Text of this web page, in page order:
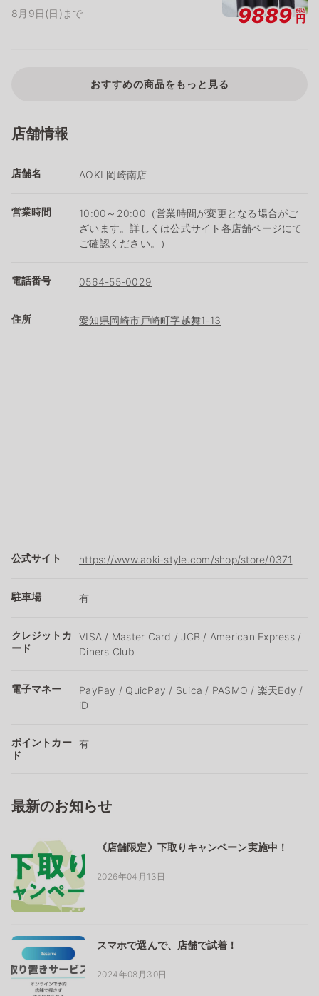
8月9日(日)まで
9889 税込
円
おすすめの商品をもっと見る
店舗情報
店舗名 AOKI 岡崎南店
営業時間
10:00～20:00（営業時間が変更となる場合がご
ざいます。詳しくは公式サイト各店舗ページにて
ご確認ください。）
電話番号 0564-55-0029
住所 愛知県岡崎市戸崎町字越舞1-13
公式サイト https://www.aoki-style.com/shop/store/0371
駐車場 有
クレジットカ
ード
VISA / Master Card / JCB / American Express /
Diners Club
電子マネー
PayPay / QuicPay / Suica / PASMO / 楽天Edy /
iD
ポイントカー
ド
有
最新のお知らせ
《店舗限定》下取りキャンペーン実施中！
2026年04月13日
スマホで選んで、店舗で試着！
2024年08月30日